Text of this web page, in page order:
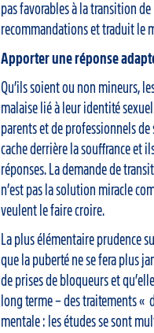
pas favorables à la transition
recommandations et traduit le
Apporter une réponse
Qu’ils soient ou non mineurs,
malaise lié à leur identité
parents et de professionnels de
cache derrière la souffrance et
réponses. La demande de
n’est pas la solution miracle
veulent le faire croire.
La plus élémentaire prudence
que la puberté ne se fera plus
de prises de bloqueurs et
long terme – des traitements «
mentale : les études se sont